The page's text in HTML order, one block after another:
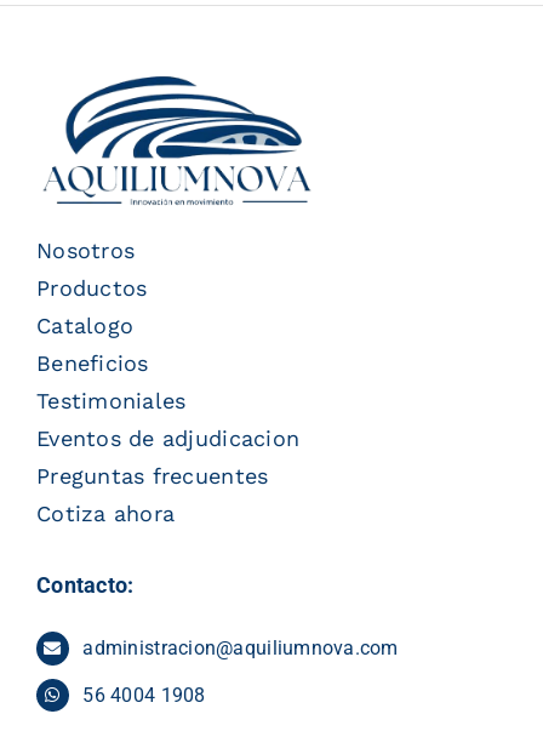
Nosotros
Productos
Catalogo
Beneficios
Testimoniales
Eventos de adjudicacion
Preguntas frecuentes
Cotiza ahora
Contacto:
administracion@aquiliumnova.com
56 4004 1908